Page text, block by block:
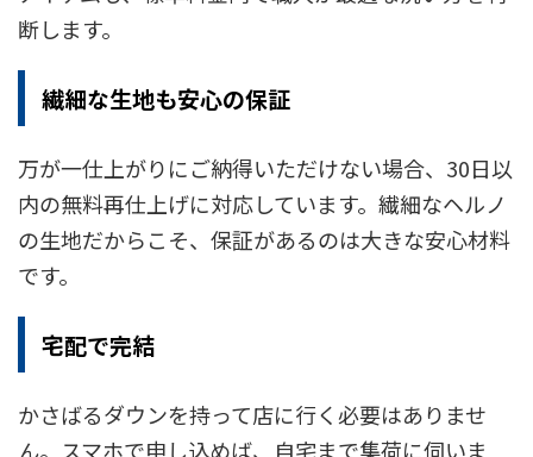
断します。
繊細な生地も安心の保証
万が一仕上がりにご納得いただけない場合、30日以
内の無料再仕上げに対応しています。繊細なヘルノ
の生地だからこそ、保証があるのは大きな安心材料
です。
宅配で完結
かさばるダウンを持って店に行く必要はありませ
ん。スマホで申し込めば、自宅まで集荷に伺いま